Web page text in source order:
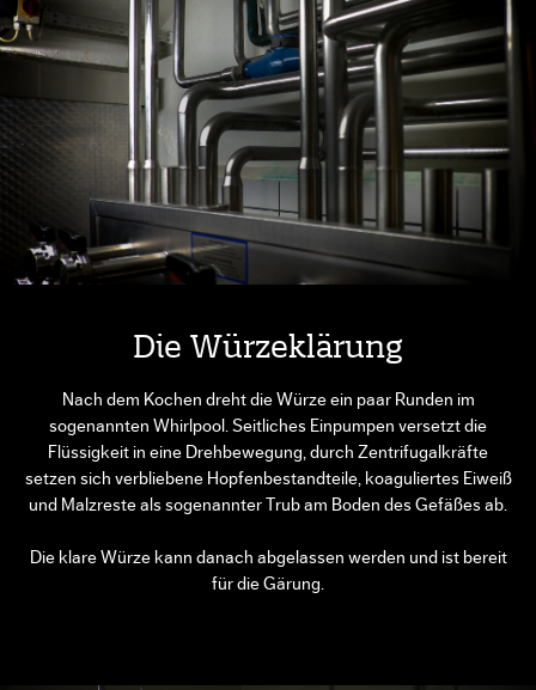
Die Würzeklärung
Nach dem Kochen dreht die Würze ein paar Runden im
sogenannten Whirlpool. Seitliches Einpumpen versetzt die
Flüssigkeit in eine Drehbewegung, durch Zentrifugalkräfte
setzen sich verbliebene Hopfenbestandteile, koaguliertes Eiweiß
und Malzreste als sogenannter Trub am Boden des Gefäßes ab.
Die klare Würze kann danach abgelassen werden und ist bereit
für die Gärung.